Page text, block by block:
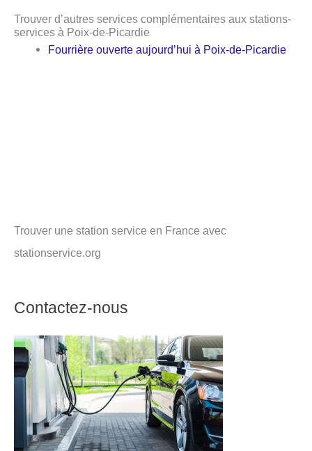
Trouver d’autres services complémentaires aux stations-
services à Poix-de-Picardie
Fourrière ouverte aujourd’hui à Poix-de-Picardie
Trouver une station service en France avec
stationservice.org
Contactez-nous